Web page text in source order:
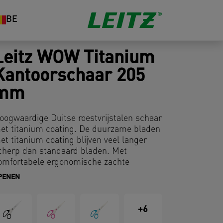
BE
WOW Titanium
205
Duitse roestvrijstalen schaar
titanium coating. De duurzame bladen
titanium coating blijven veel langer
dan standaard bladen. Met
ergonomische zachte
in opvallende en stijlvolle WOW-
+6